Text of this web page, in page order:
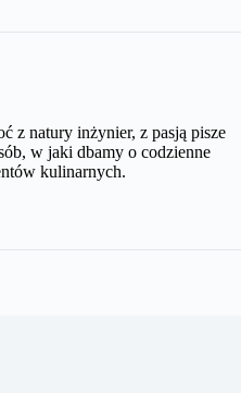
z natury inżynier, z pasją pisze
w jaki dbamy o codzienne
kulinarnych.